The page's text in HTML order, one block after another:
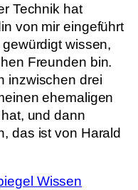
Technik hat
von mir eingeführt
wissen,
Freunden bin.
inzwischen drei
ehemaligen
und dann
das ist von Harald
Wissen